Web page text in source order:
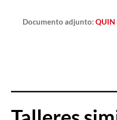
Documento adjunto: QUIN